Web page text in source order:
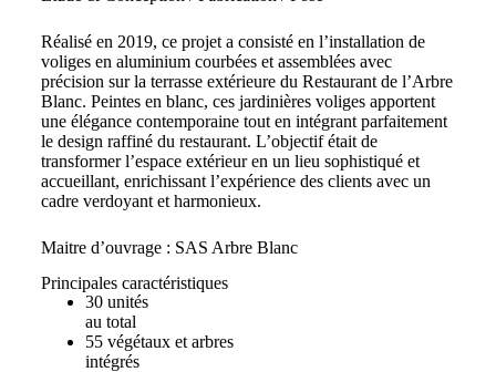
Réalisé en 2019, ce projet a consisté en l’installation de
voliges en aluminium courbées et assemblées avec
précision sur la terrasse extérieure du Restaurant de l’Arbre
Blanc. Peintes en blanc, ces jardinières voliges apportent
une élégance contemporaine tout en intégrant parfaitement
le design raffiné du restaurant. L’objectif était de
transformer l’espace extérieur en un lieu sophistiqué et
accueillant, enrichissant l’expérience des clients avec un
cadre verdoyant et harmonieux.
Maitre d’ouvrage : SAS Arbre Blanc
Principales caractéristiques
30 unités
au total
55 végétaux et arbres
intégrés